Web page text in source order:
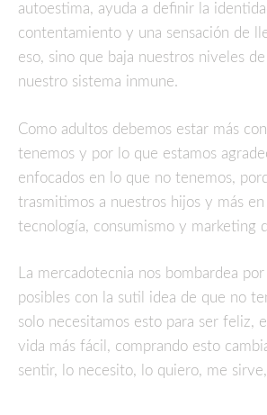
autoestima, ayuda a definir la
contentamiento y una sensación de
eso, sino que baja nuestros niveles
nuestro sistema inmune.
Como adultos debemos estar más
tenemos y por lo que estamos
enfocados en lo que no tenemos,
trasmitimos a nuestros hijos y más
tecnología, consumismo y marketing
La mercadotecnia nos bombardea
posibles con la sutil idea de que no
solo necesitamos esto para ser feliz,
vida más fácil, comprando esto
sentir, lo necesito, lo quiero, me